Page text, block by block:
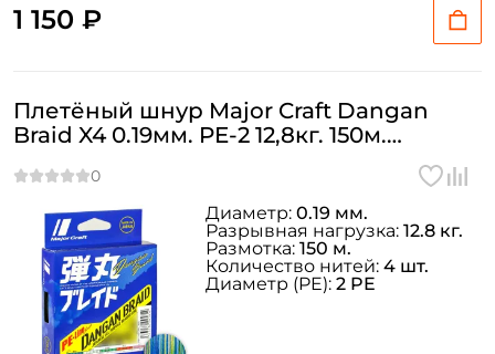
1 150 ₽
Плетёный шнур Major Craft Dangan
Braid X4 0.19мм. PE-2 12,8кг. 150м.
Диаметр: 0.19 мм.
Разрывная нагрузка: 12.8 кг.
Размотка: 150 м.
Количество нитей: 4 шт.
Диаметр (PE): 2 PE